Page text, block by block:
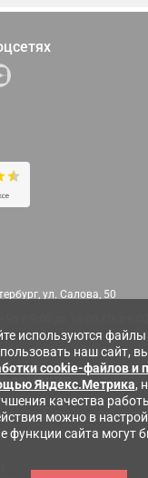
используются файлы
наш сайт,
cookie-файлов и
Яндекс.Метрика,
качества
можно в
функции сайта могут
ул. Салова, 50
Заказать обратный